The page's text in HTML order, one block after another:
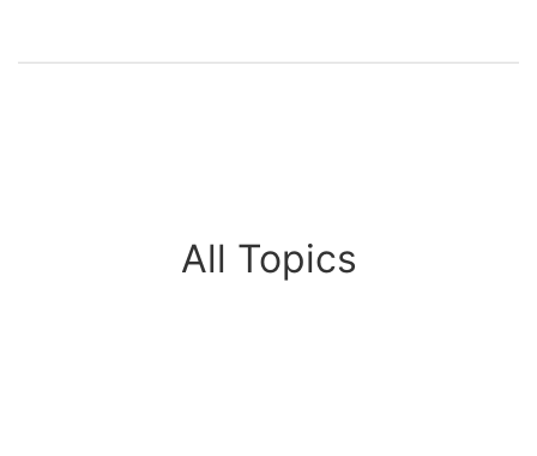
All Topics